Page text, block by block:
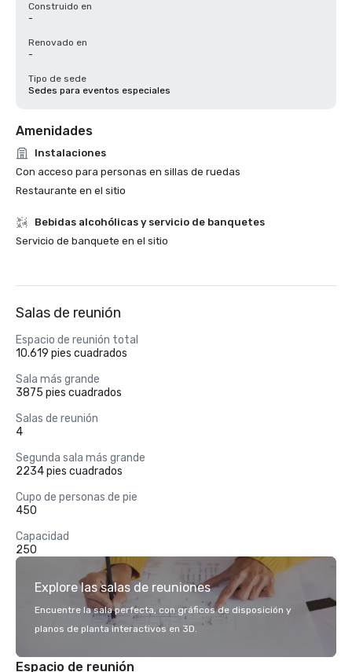
Construido en
-
Renovado en
-
Tipo de sede
Sedes para eventos especiales
Amenidades
Instalaciones
Con acceso para personas en sillas de ruedas
Restaurante en el sitio
Bebidas alcohólicas y servicio de banquetes
Servicio de banquete en el sitio
Salas de reunión
Espacio de reunión total
10.619 pies cuadrados
Sala más grande
3875 pies cuadrados
Salas de reunión
4
Segunda sala más grande
2234 pies cuadrados
Cupo de personas de pie
450
Capacidad
250
Explore las salas de reuniones
Encuentre la sala perfecta, con gráficos de disposición y
planos de planta interactivos en 3D.
Espacio de reunión